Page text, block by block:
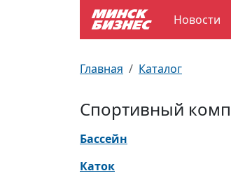
Новости
Главная Каталог
Спортивный
Бассейн
Каток
Улицы Минска
Пробки на дорогах